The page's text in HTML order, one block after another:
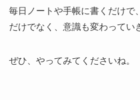
毎日ノートや手帳に書くだけで
だけでなく、意識も変わってい
ぜひ、やってみてくださいね。